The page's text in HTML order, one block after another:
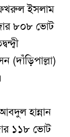
ফখরুল ইসলাম
৮০৮ ভোট
(দাঁড়িপাল্লা)
হান্নান
১১৮ ভোট